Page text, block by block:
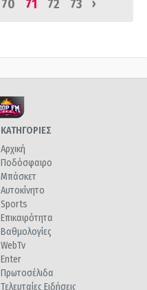
70 71 72 73 ›
ΚΑΤΗΓΟΡΙΕΣ
Αρχική
Ποδόσφαιρο
Μπάσκετ
Αυτοκίνητο
Sports
Επικαιρότητα
Βαθμολογίες
WebTv
Enter
Πρωτοσέλιδα
Τελευταίες Ειδήσεις